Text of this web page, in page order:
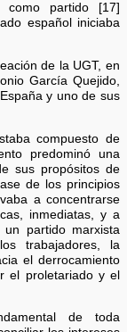
como partido [17]
español iniciaba
de la UGT, en
García Quejido,
y uno de sus
compuesto de
predominó una
sus propósitos de
de los principios
a concentrarse
inmediatas, y a
un partido marxista
trabajadores, la
el derrocamiento
el proletariado y el
de toda